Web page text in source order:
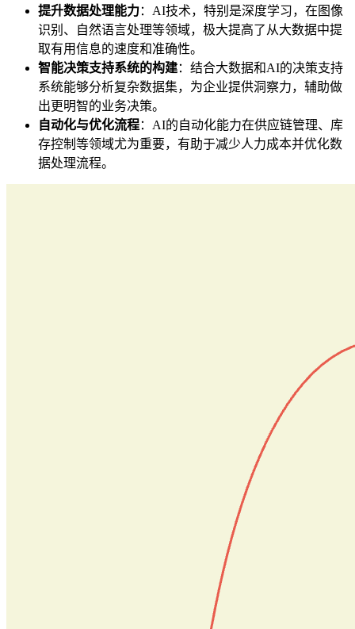
提升数据处理能力：AI技术，特别是深度学习，在图像
识别、自然语言处理等领域，极大提高了从大数据中提
取有用信息的速度和准确性。
智能决策支持系统的构建：结合大数据和AI的决策支持
系统能够分析复杂数据集，为企业提供洞察力，辅助做
出更明智的业务决策。
自动化与优化流程：AI的自动化能力在供应链管理、库
存控制等领域尤为重要，有助于减少人力成本并优化数
据处理流程。